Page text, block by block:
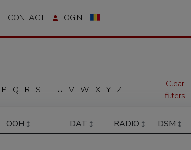
CONTACT LOGIN
P Q R S T U V W X Y Z
Clear
filters
OOH DAT RADIO DSM
- - - -